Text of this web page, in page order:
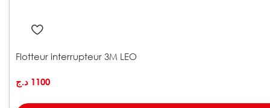
Flotteur interrupteur 3M LEO
1100 د.ج